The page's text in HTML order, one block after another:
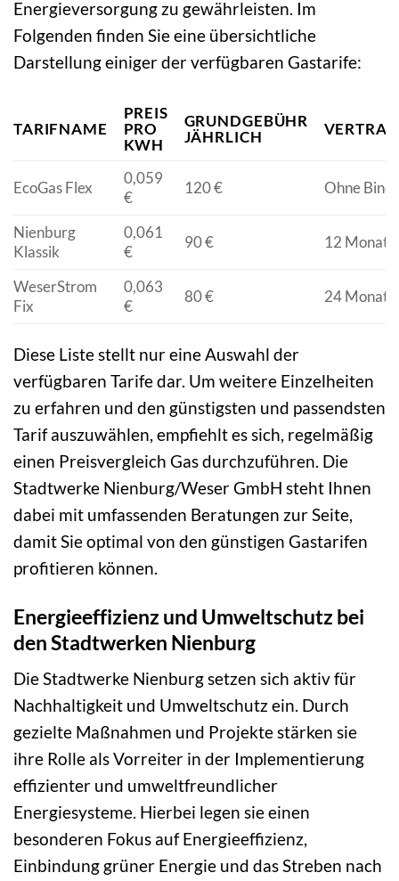
Energieversorgung zu gewährleisten. Im
Folgenden finden Sie eine übersichtliche
Darstellung einiger der verfügbaren Gastarife:
TARIFNAME
PREIS
PRO
KWH
GRUNDGEBÜHR
JÄHRLICH
EcoGas Flex
0,059
€
120 € Ohne
Nienburg
Klassik
0,061
€
90 € 12 Monate
WeserStrom
Fix
0,063
€
80 € 24 Monate
Diese Liste stellt nur eine Auswahl der
verfügbaren Tarife dar. Um weitere Einzelheiten
zu erfahren und den günstigsten und passendsten
Tarif auszuwählen, empfiehlt es sich, regelmäßig
einen Preisvergleich Gas durchzuführen. Die
Stadtwerke Nienburg/Weser GmbH steht Ihnen
dabei mit umfassenden Beratungen zur Seite,
damit Sie optimal von den günstigen Gastarifen
profitieren können.
Energieeffizienz und Umweltschutz bei
den Stadtwerken Nienburg
Die Stadtwerke Nienburg setzen sich aktiv für
Nachhaltigkeit und Umweltschutz ein. Durch
gezielte Maßnahmen und Projekte stärken sie
ihre Rolle als Vorreiter in der Implementierung
effizienter und umweltfreundlicher
Energiesysteme. Hierbei legen sie einen
besonderen Fokus auf Energieeffizienz,
Einbindung grüner Energie und das Streben nach